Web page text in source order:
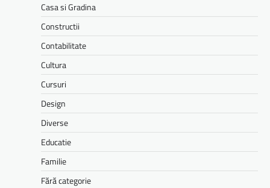
Casa si Gradina
Constructii
Contabilitate
Cultura
Cursuri
Design
Diverse
Educatie
Familie
Fără categorie